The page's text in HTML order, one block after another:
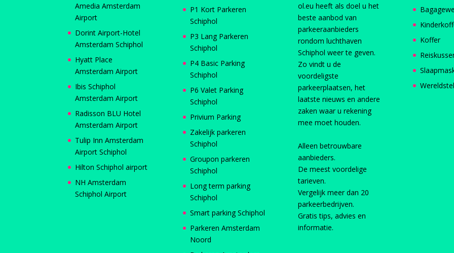
Amedia Amsterdam
Airport
Dorint Airport-Hotel
Amsterdam Schiphol
Hyatt Place
Amsterdam Airport
Ibis Schiphol
Amsterdam Airport
Radisson BLU Hotel
Amsterdam Airport
Tulip Inn Amsterdam
Airport Schiphol
Hilton Schiphol airport
NH Amsterdam
Schiphol Airport
P1 Kort Parkeren
Schiphol
P3 Lang Parkeren
Schiphol
P4 Basic Parking
Schiphol
P6 Valet Parking
Schiphol
Privium Parking
Zakelijk parkeren
Schiphol
Groupon parkeren
Schiphol
Long term parking
Schiphol
Smart parking Schiphol
Parkeren Amsterdam
Noord
ol.eu heeft als doel u het
beste aanbod van
parkeeraanbieders
rondom luchthaven
Schiphol weer te geven.
Zo vindt u de
voordeligste
parkeerplaatsen, het
laatste nieuws en andere
zaken waar u rekening
mee moet houden.
Alleen betrouwbare
aanbieders.
De meest voordelige
tarieven.
Vergelijk meer dan 20
parkeerbedrijven.
Gratis tips, advies en
informatie.
Koffer